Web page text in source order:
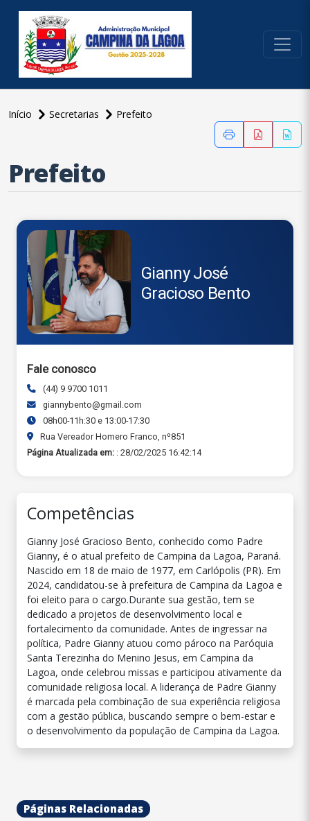
Início Secretarias
Prefeito
Prefeito
Gianny José
Gracioso Bento
Fale conosco
(44) 9 9700 1011
giannybento@gmail.com
08h00-11h:30 e 13:00-17:30
Rua Vereador Homero Franco, nº851
Página Atualizada em: : 28/02/2025 16:42:14
Competências
Gianny José Gracioso Bento, conhecido como Padre
Gianny, é o atual prefeito de Campina da Lagoa, Paraná.
Nascido em 18 de maio de 1977, em Carlópolis (PR). Em
2024, candidatou-se à prefeitura de Campina da Lagoa e
foi eleito para o cargo.Durante sua gestão, tem se
dedicado a projetos de desenvolvimento local e
fortalecimento da comunidade. Antes de ingressar na
política, Padre Gianny atuou como pároco na Paróquia
Santa Terezinha do Menino Jesus, em Campina da
Lagoa, onde celebrou missas e participou ativamente da
comunidade religiosa local. A liderança de Padre Gianny
é marcada pela combinação de sua experiência religiosa
com a gestão pública, buscando sempre o bem-estar e
o desenvolvimento da população de Campina da Lagoa.
Páginas Relacionadas